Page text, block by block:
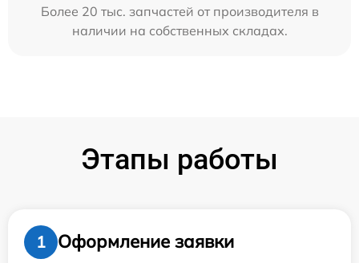
Более 20 тыс. запчастей от производителя в
наличии на собственных складах.
Этапы работы
1
Оформление заявки